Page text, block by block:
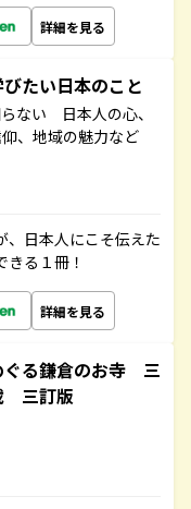
詳細を見る
たい日本のこと
ない 日本人の心、
、地域の魅力など
、日本人にこそ伝えた
る１冊！
詳細を見る
る鎌倉のお寺 三
三訂版